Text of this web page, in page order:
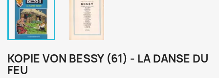
KOPIE VON BESSY (61) - LA DANSE DU
FEU